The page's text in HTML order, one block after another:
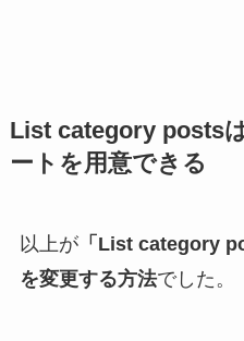
List category posts
ートを用意できる
以上が「List category
を変更する方法でした。